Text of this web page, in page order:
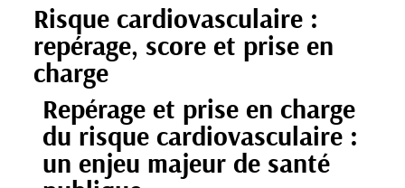
Risque cardiovasculaire :
repérage, score et prise en
charge
Repérage et prise en charge
du risque cardiovasculaire :
un enjeu majeur de santé